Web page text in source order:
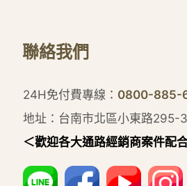
聯絡我們
24H免付費專線： 0800-885-
地址：台南市北區小東路295-
＜歡迎各大通路經銷商案件配